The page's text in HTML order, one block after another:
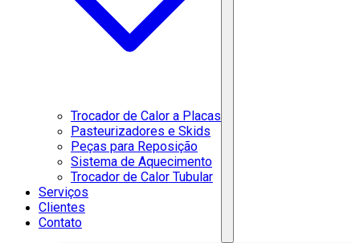
Trocador de Calor a Placas
Pasteurizadores e Skids
Peças para Reposição
Sistema de Aquecimento
Trocador de Calor Tubular
Serviços
Clientes
Contato